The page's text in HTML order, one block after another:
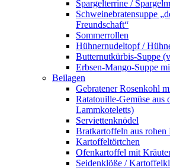
Spargelterrine /
Schweinebratensuppe
Freundschaft“
Sommerrollen
Hühnernudeltopf /
Butternutkürbis-Suppe
Erbsen-Mango-Suppe
Beilagen
Gebratener Rosenkohl
Ratatouille-Gemüse aus
Lammkoteletts)
Serviettenknödel
Bratkartoffeln aus rohen
Kartoffeltörtchen
Ofenkartoffel mit
Seidenklöße /